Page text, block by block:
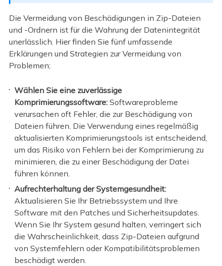
Die Vermeidung von Beschädigungen in Zip-Dateien
und -Ordnern ist für die Wahrung der Datenintegrität
unerlässlich. Hier finden Sie fünf umfassende
Erklärungen und Strategien zur Vermeidung von
Problemen;
Wählen Sie eine zuverlässige
Komprimierungssoftware:Softwareprobleme
verursachen oft Fehler, die zur Beschädigung von
Dateien führen. Die Verwendung eines regelmäßig
aktualisierten Komprimierungstools ist entscheidend,
um das Risiko von Fehlern bei der Komprimierung zu
minimieren, die zu einer Beschädigung der Datei
führen können.
Aufrechterhaltung der Systemgesundheit:
Aktualisieren Sie Ihr Betriebssystem und Ihre
Software mit den Patches und Sicherheitsupdates.
Wenn Sie Ihr System gesund halten, verringert sich
die Wahrscheinlichkeit, dass Zip-Dateien aufgrund
von Systemfehlern oder Kompatibilitätsproblemen
beschädigt werden.